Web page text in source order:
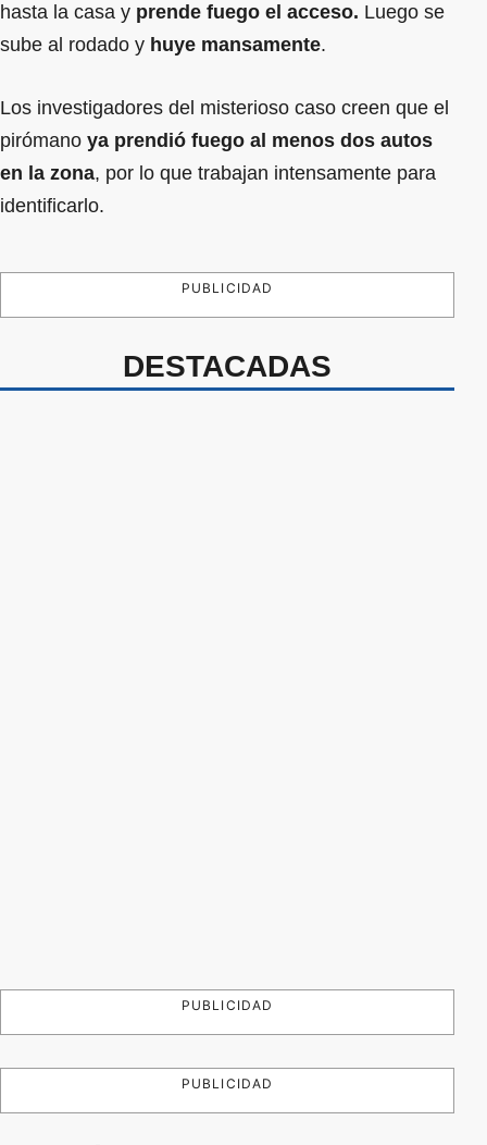
hasta la casa y prende fuego el acceso. Luego se
sube al rodado y huye mansamente.
Los investigadores del misterioso caso creen que el
pirómano ya prendió fuego al menos dos autos
en la zona, por lo que trabajan intensamente para
identificarlo.
PUBLICIDAD
DESTACADAS
PUBLICIDAD
PUBLICIDAD